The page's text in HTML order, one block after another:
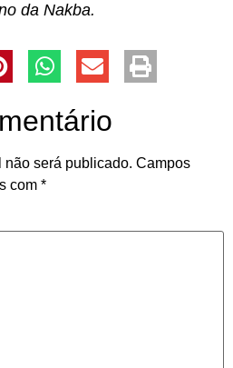
da Nakba.
não será publicado. Campos
com *